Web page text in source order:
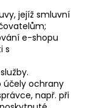
jejíž smluvní
e-shopu
s
účely ochrany
např. při